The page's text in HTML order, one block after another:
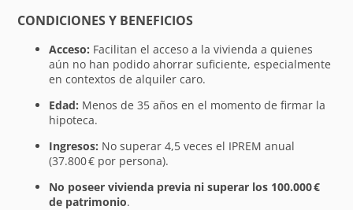
CONDICIONES Y BENEFICIOS
Acceso: Facilitan el acceso a la vivienda a quienes
aún no han podido ahorrar suficiente, especialmente
en contextos de alquiler caro.
Edad: Menos de 35 años en el momento de firmar la
hipoteca.
Ingresos: No superar 4,5 veces el IPREM anual
(37.800 € por persona).
No poseer vivienda previa ni superar los 100.000 €
de patrimonio.